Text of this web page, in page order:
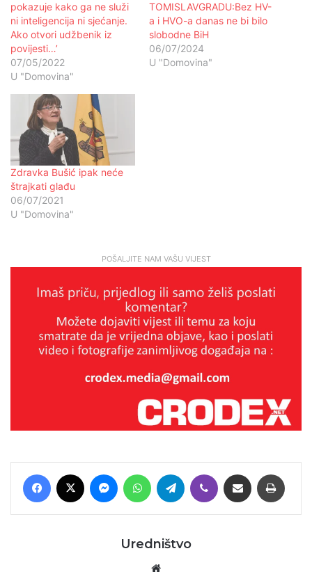
pokazuje kako ga ne služi
ni inteligencija ni sjećanje.
Ako otvori udžbenik iz
povijesti…’
07/05/2022
U "Domovina"
TOMISLAVGRADU:Bez HV-
a i HVO-a danas ne bi bilo
slobodne BiH
06/07/2024
U "Domovina"
Zdravka Bušić ipak neće
štrajkati glađu
06/07/2021
U "Domovina"
POŠALJITE NAM VAŠU VIJEST
Facebook MessengerWhatsAppTelegram Viber Podijeli putem E-maila
Uredništvo